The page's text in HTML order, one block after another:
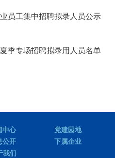
员工集中招聘拟录人员公示
季专场招聘拟录用人员名单
中心
党建园地
公开
下属企业
我们